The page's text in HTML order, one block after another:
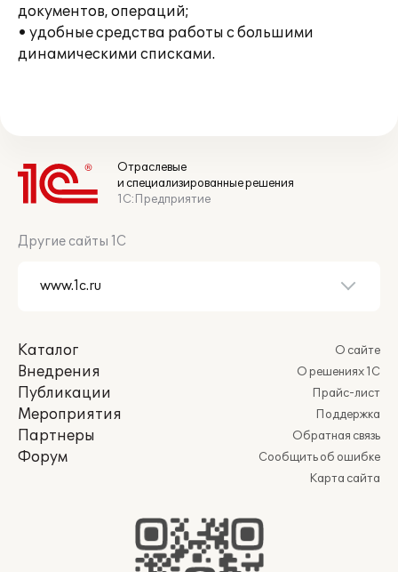
документов, операций;
• удобные средства работы с большими
динамическими списками.
Отраслевые
и специализированные решения
1С:Предприятие
Другие сайты 1С
Каталог
Внедрения
Публикации
Мероприятия
Партнеры
Форум
О сайте
О решениях 1С
Прайс-лист
Поддержка
Обратная связь
Сообщить об ошибке
Карта сайта